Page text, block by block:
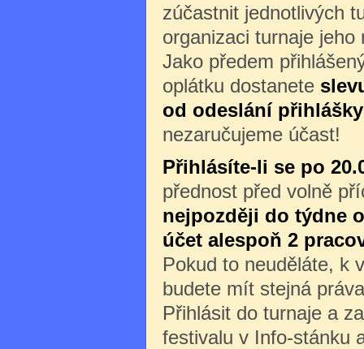
zúčastnit jednotlivých
organizaci turnaje jeho
Jako předem
oplátku dostanete
od odeslání přihlášky
nezaručujeme účast!
Přihlásíte-li se po
přednost před volně
nejpozději do týdne
účet alespoň 2
Pokud to neuděláte, k
budete mít stejná
Přihlásit do turnaje a
festivalu v Info-stánku